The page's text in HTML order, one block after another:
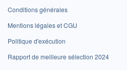
Conditions générales
Mentions légales et CGU
Politique d'exécution
Rapport de meilleure sélection 2024